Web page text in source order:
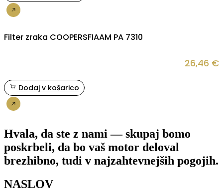
Filter zraka COOPERSFIAAM PA 7310
26,46 €
Dodaj v košarico
Hvala, da ste z nami — skupaj bomo
poskrbeli, da bo vaš motor deloval
brezhibno, tudi v najzahtevnejših pogojih.
NASLOV